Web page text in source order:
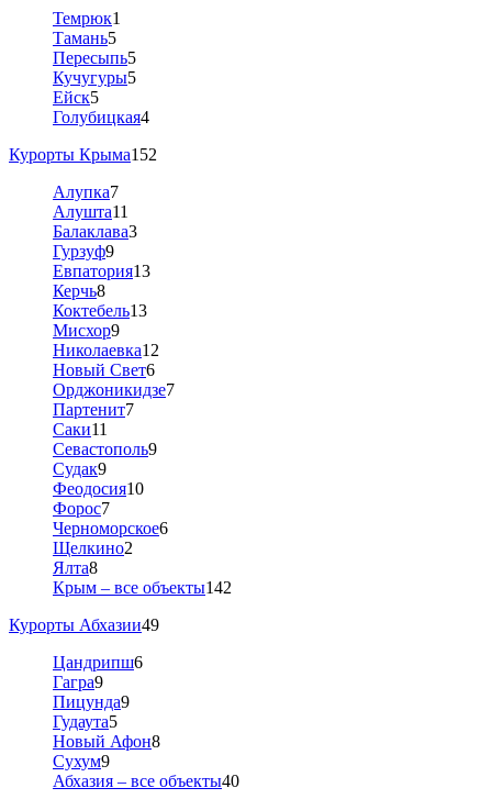
Темрюк1
Тамань5
Пересыпь5
Кучугуры5
Ейск5
Голубицкая4
Курорты Крыма152
Алупка7
Алушта11
Балаклава3
Гурзуф9
Евпатория13
Керчь8
Коктебель13
Мисхор9
Николаевка12
Новый Свет6
Орджоникидзе7
Партенит7
Саки11
Севастополь9
Судак9
Феодосия10
Форос7
Черноморское6
Щелкино2
Ялта8
Крым – все объекты142
Курорты Абхазии49
Цандрипш6
Гагра9
Пицунда9
Гудаута5
Новый Афон8
Сухум9
Абхазия – все объекты40